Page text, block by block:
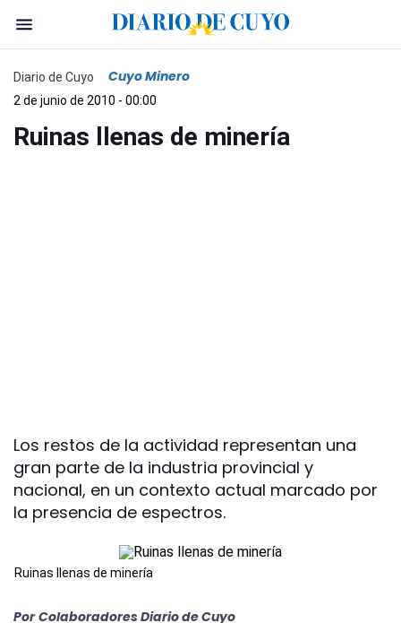
Diario de Cuyo Cuyo Minero
2 de junio de 2010 - 00:00
Ruinas llenas de minería
Los restos de la actividad representan una
gran parte de la industria provincial y
nacional, en un contexto actual marcado por
la presencia de espectros.
Ruinas llenas de minería
Por Colaboradores Diario de Cuyo